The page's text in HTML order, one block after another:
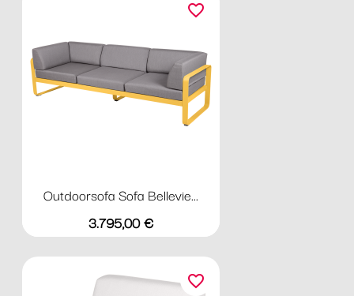
Outdoorsofa Sofa Bellevie...
Preis
3.795,00 €
favorite_border
favorite_border